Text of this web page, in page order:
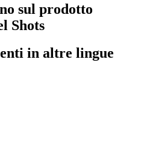
sul prodotto
Shots
in altre lingue